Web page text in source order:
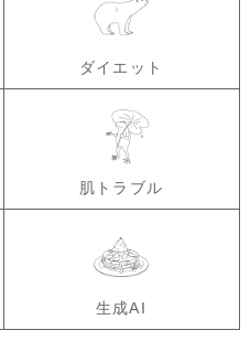
ダイエット
肌トラブル
生成AI